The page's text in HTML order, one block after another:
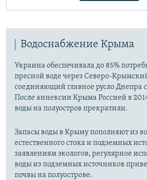
Водоснабжение Крыма
Украина обеспечивала до 85%
пресной воде через Северо-
соединяющий главное русло Днепра
После аннексии Крыма Россией в
воды на полуостров прекратили.
Запасы воды в Крыму пополняют из
естественного стока и подземных
заявлениям экологов, регулярное
воды из подземных источников
почвы на полуострове.